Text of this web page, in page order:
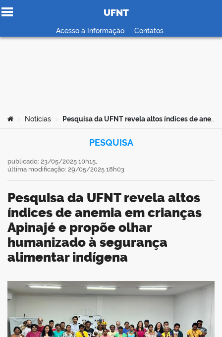
Ir para o conteúdo
UFNT
Acesso à Informação Contatos
Você está aqui:
Notícias Pesquisa da UFNT revela altos índices de anemia em crianças Apinajé e propõe olhar humanizado à segurança alimentar indígena
PESQUISA
Pesquisa da UFNT revela altos
índices de anemia em crianças
Apinajé e propõe olhar
humanizado à segurança
alimentar indígena
publicado: 23/05/2025 10h15,
última modificação: 29/05/2025 18h03